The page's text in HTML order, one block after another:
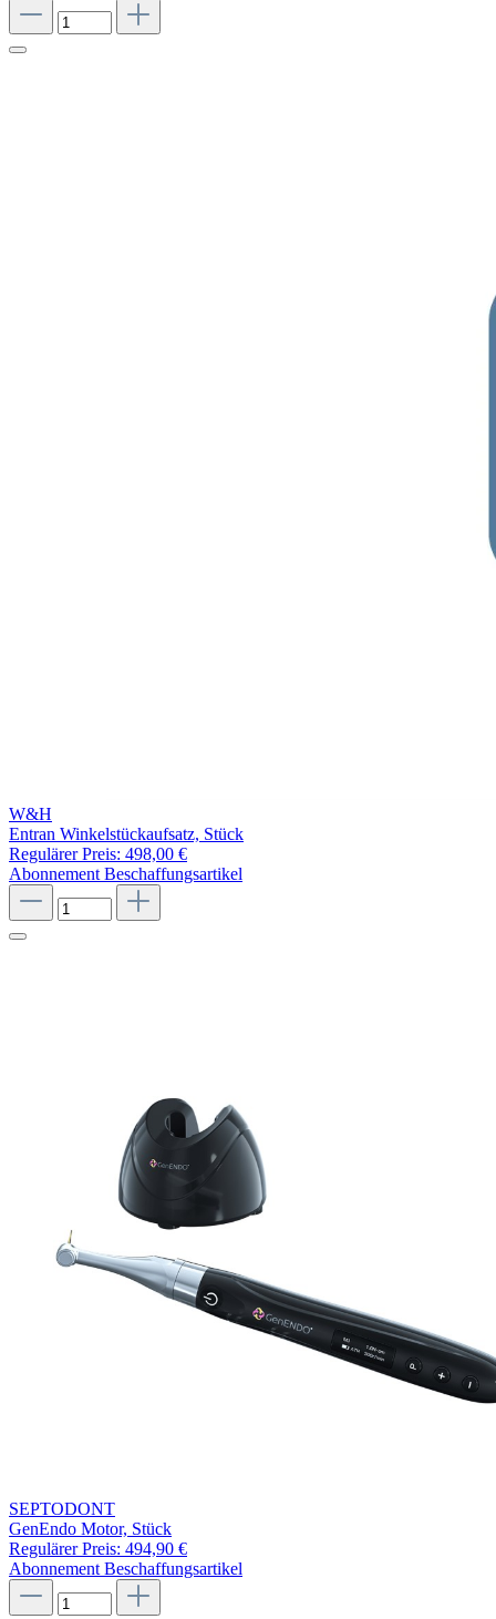
W&H
Entran Winkelstückaufsatz, Stück
Regulärer Preis: 498,00 €
Abonnement Beschaffungsartikel
SEPTODONT
GenEndo Motor, Stück
Regulärer Preis: 494,90 €
Abonnement Beschaffungsartikel